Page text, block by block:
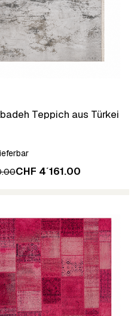
Teppich aus Türkei
CHF 4´161.00